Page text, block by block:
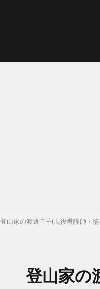
登山家の渡邊直子(現役看護師・
登山家の